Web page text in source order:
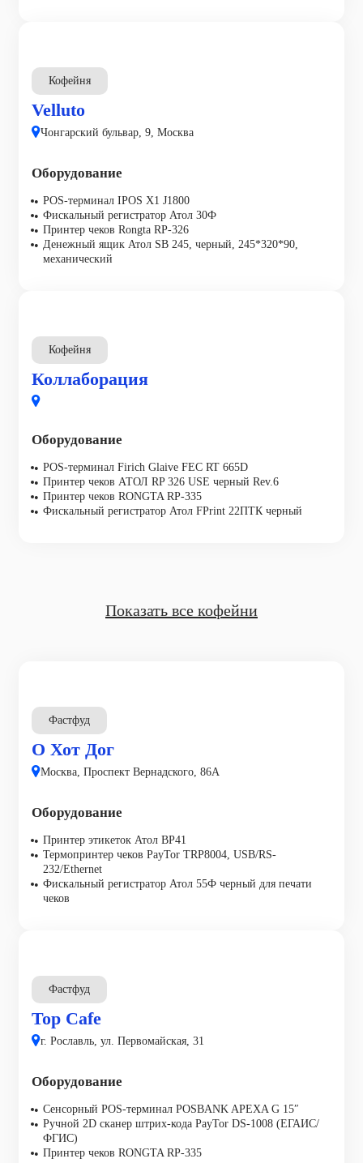
Кофейня
Velluto
Чонгарский бульвар, 9, Москва
Оборудование
POS-терминал IPOS X1 J1800
Фискальный регистратор Атол 30Ф
Принтер чеков Rongta RP-326
Денежный ящик Атол SB 245, черный, 245*320*90,
механический
Кофейня
Коллаборация
Оборудование
POS-терминал Firich Glaive FEC RT 665D
Принтер чеков АТОЛ RP 326 USE черный Rev.6
Принтер чеков RONGTA RP-335
Фискальный регистратор Атол FPrint 22ПТК черный
Показать все кофейни
Фастфуд
О Хот Дог
Москва, Проспект Вернадского, 86А
Оборудование
Принтер этикеток Атол ВР41
Термопринтер чеков PayTor TRP8004, USB/RS-
232/Ethernet
Фискальный регистратор Атол 55Ф черный для печати
чеков
Фастфуд
Top Cafe
г. Рославль, ул. Первомайская, 31
Оборудование
Сенсорный POS-терминал POSBANK APEXA G 15″
Ручной 2D сканер штрих-кода PayTor DS-1008 (ЕГАИС/
ФГИС)
Принтер чеков RONGTA RP-335